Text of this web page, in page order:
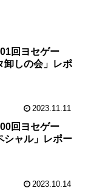
回ヨセゲー
卸しの会」レポ
2023.11.11
回ヨセゲー
シャル」レポー
2023.10.14